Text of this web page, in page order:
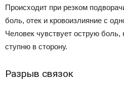
Происходит при резком
боль, отек и кровоизлияние с
Человек чувствует острую боль,
ступню в сторону.
Разрыв связок